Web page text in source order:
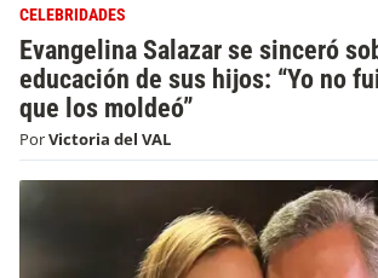
CELEBRIDADES
Evangelina Salazar se sinceró
educación de sus hijos: “Yo no
que los moldeó”
PorVictoria del VAL